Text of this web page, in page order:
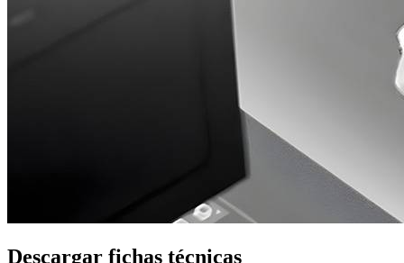
Descargar fichas técnicas